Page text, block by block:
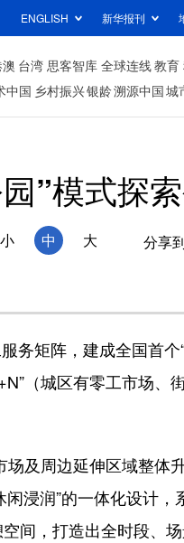
ENGLISH 新华报刊
台湾 思客智库 全球连线教育
中国 乡村振兴银龄溯源中国城
”模式探
小 中 大 分享
矩阵，建成全国首个
（城区有零工市场
及周边延伸区域整体
浸润”的一体化设计
间，打造出全时段、